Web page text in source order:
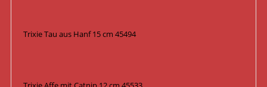
Trixie Tau aus Hanf 15 cm 45494